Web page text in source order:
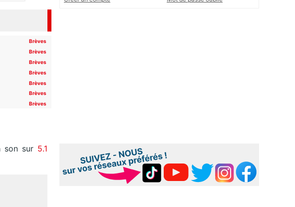
Brèves
Brèves
Brèves
Brèves
Brèves
Brèves
Brèves
son sur5.1